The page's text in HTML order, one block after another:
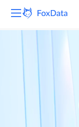
Решения
Ресурсы